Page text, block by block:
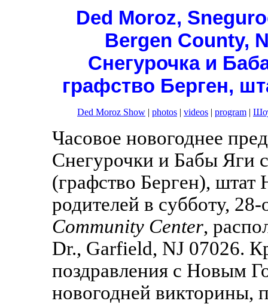
Ded Moroz,
Bergen County,
Снегурочка и
графство Берген,
Ded Moroz Show | photos | videos | program |
Часовое новогоднее
Снегурочки и Бабы Яги
(графство Берген),
родителей в субботу,
Community Center,
Dr., Garfield, NJ 07026.
поздравления с Новым
новогодней викторины,